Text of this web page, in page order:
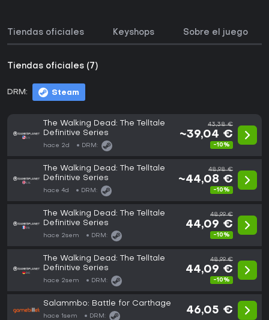
Tiendas oficiales Keyshops Sobre el juego
Tiendas oficiales (7)
DRM: Steam
The Walking Dead: The Telltale
Definitive Series
hace 2d DRM:
43,38 €
~39,04 €
-10%
The Walking Dead: The Telltale
Definitive Series
hace 4d DRM:
48,98 €
~44,08 €
-10%
The Walking Dead: The Telltale
Definitive Series
hace 2sem DRM:
48,99 €
44,09 €
-10%
The Walking Dead: The Telltale
Definitive Series
hace 2sem DRM:
48,99 €
44,09 €
-10%
Salammbo: Battle for Carthage
hace 1sem DRM:
46,05 €